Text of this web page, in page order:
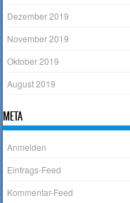
Dezember 2019
November 2019
Oktober 2019
August 2019
META
Anmelden
Eintrags-Feed
Kommentar-Feed